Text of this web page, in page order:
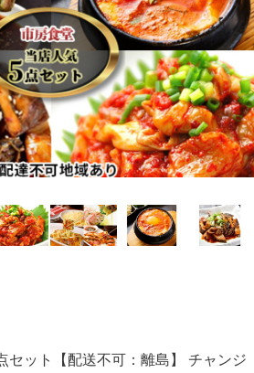
セット【配送不可：離島】 チャンジ